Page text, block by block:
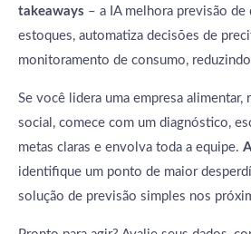
takeaways – a IA melhora previsão de
estoques, automatiza decisões de
monitoramento de consumo,
Se você lidera uma empresa
social, comece com um diagnóstico,
metas claras e envolva toda a equipe.
identifique um ponto de maior
solução de previsão simples nos